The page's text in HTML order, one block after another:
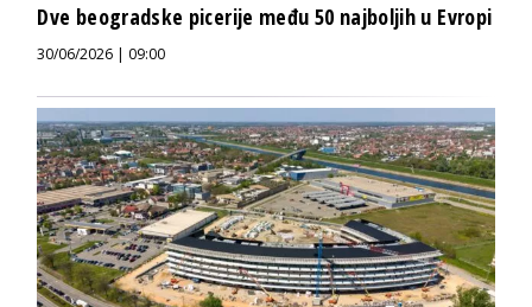
Dve beogradske picerije među 50 najboljih u Evropi
30/06/2026 | 09:00